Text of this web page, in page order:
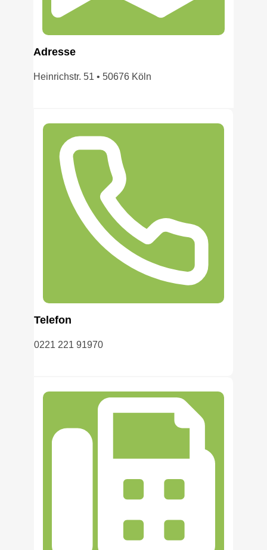
Adresse
Heinrichstr. 51 • 50676 Köln
Telefon
0221 221 91970